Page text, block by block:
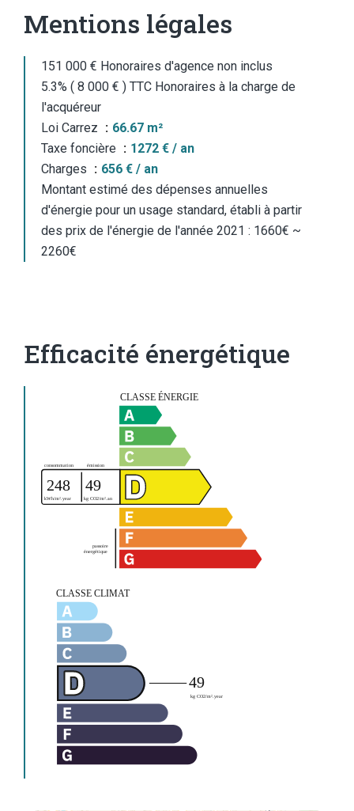
Mentions légales
151 000 € Honoraires d'agence non inclus
5.3% ( 8 000 € ) TTC Honoraires à la charge de
l'acquéreur
Loi Carrez
66.67 m²
Taxe foncière
1272 € / an
Charges
656 € / an
Montant estimé des dépenses annuelles
d'énergie pour un usage standard, établi à partir
des prix de l'énergie de l'année 2021 : 1660€ ~
2260€
Efficacité énergétique